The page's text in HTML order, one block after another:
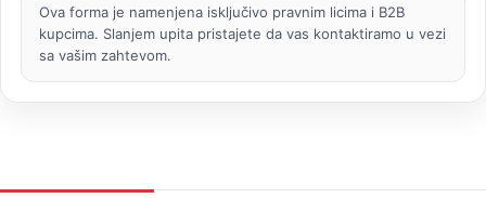
Ova forma je namenjena isključivo pravnim licima i B2B
kupcima. Slanjem upita pristajete da vas kontaktiramo u vezi
sa vašim zahtevom.